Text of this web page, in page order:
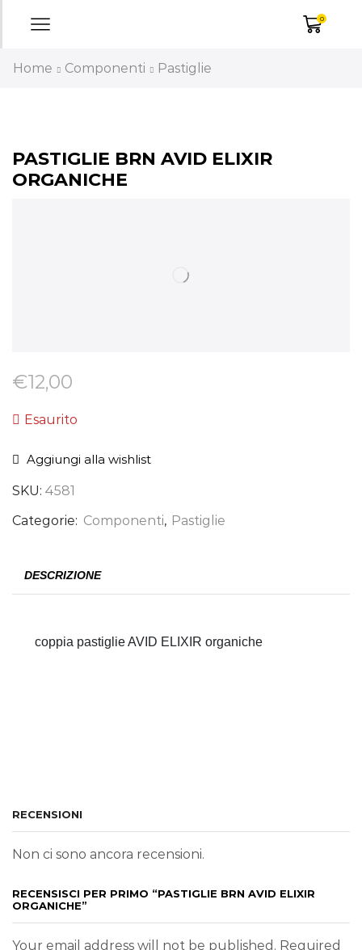
0
Home Componenti Pastiglie
PASTIGLIE BRN AVID ELIXIR
ORGANICHE
€12,00
Esaurito
Aggiungi alla wishlist
SKU: 4581
Categorie: Componenti, Pastiglie
DESCRIZIONE
coppia pastiglie AVID ELIXIR organiche
RECENSIONI
Non ci sono ancora recensioni.
RECENSISCI PER PRIMO “PASTIGLIE BRN AVID ELIXIR
ORGANICHE”
Your email address will not be published. Required